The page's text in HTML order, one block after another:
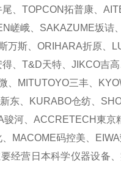
、TOPCON拓普康、
嵯峨、SAKAZUME坂诘
万斯、ORIHARA折原、
、T&D天特、JIKCO吉
、MITUTOYO三丰、
东、KURABO仓纺、
骏河、ACCRETECH東京
、MACOME码控美、
经营日本科学仪器设备